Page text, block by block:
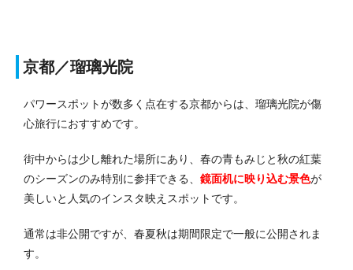
京都／瑠璃光院
パワースポットが数多く点在する京都からは、瑠璃光院が傷
心旅行におすすめです。
街中からは少し離れた場所にあり、春の青もみじと秋の紅葉
のシーズンのみ特別に参拝できる、 鏡面机に映り込む景色が
美しいと人気のインスタ映えスポットです。
通常は非公開ですが、春夏秋は期間限定で一般に公開されま
す。